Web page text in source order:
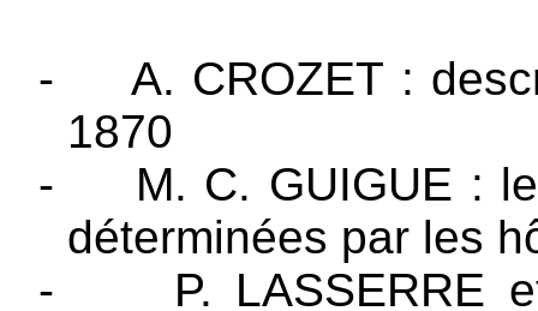
-
A. CROZET :
1870
-
M. C. GUIGUE :
déterminées par les
-
P. LASSERRE